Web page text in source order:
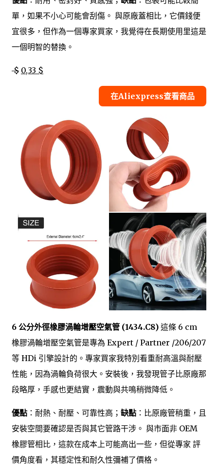
單，如果不小心可能會刮傷。 與原廠蓋相比，它價錢便
宜很多，但作為一個專家買家，我覺得在長期使用里這是
一個明智的替換。
$ 0,33 $
在Aliexpress查看商品
6 公分外徑橡膠渦輪增壓空氣管 (1434.C8) 這條 6 cm
橡膠渦輪增壓空氣管是專為 Expert / Partner /206/207
等 HDi 引擎設計的。專家買家我特別看重耐高溫與耐壓
性能，因為渦輪負荷很大。安裝後，我發現管子比原廠那
段略厚，手感也更結實，震動與共鳴稍微降低。
優點 ：耐熱、耐壓、可靠性高； 缺點 ：比原廠管稍重，且
安裝空間要確認是否與其它管路干涉。 與市面非 OEM
橡膠管相比，這款在成本上可能高出一些，但從專家 評
價角度看，其穩定性和耐久性彌補了價格。